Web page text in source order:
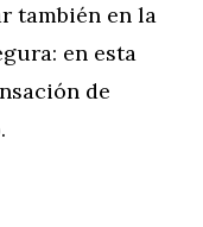
también en la
en esta
de